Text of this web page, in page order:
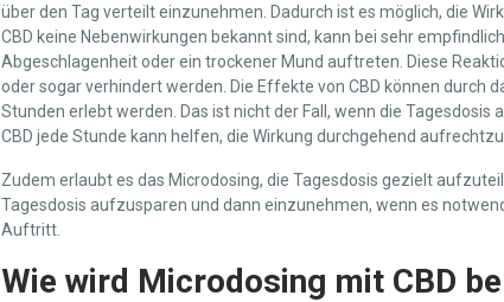
über den Tag verteilt einzunehmen. Dadurch ist es möglich, die
CBD keine Nebenwirkungen bekannt sind, kann bei sehr
Abgeschlagenheit oder ein trockener Mund auftreten. Diese
oder sogar verhindert werden. Die Effekte von CBD können durch
Stunden erlebt werden. Das ist nicht der Fall, wenn die
CBD jede Stunde kann helfen, die Wirkung durchgehend
Zudem erlaubt es das Microdosing, die Tagesdosis gezielt
Tagesdosis aufzusparen und dann einzunehmen, wenn es
Auftritt.
Wie wird Microdosing mit CBD